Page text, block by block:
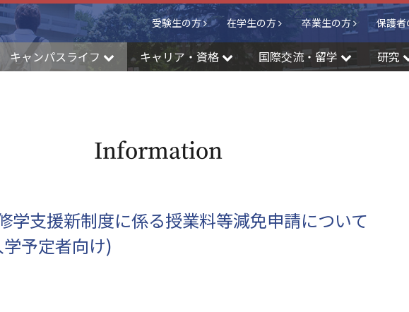
受験生の方 在学生の方 卒業生の方 保護者
キャンパスライフ キャリア・資格 国際交流・留学 研究
Information
学支援新制度に係る授業料等減免申請について
予定者向け)